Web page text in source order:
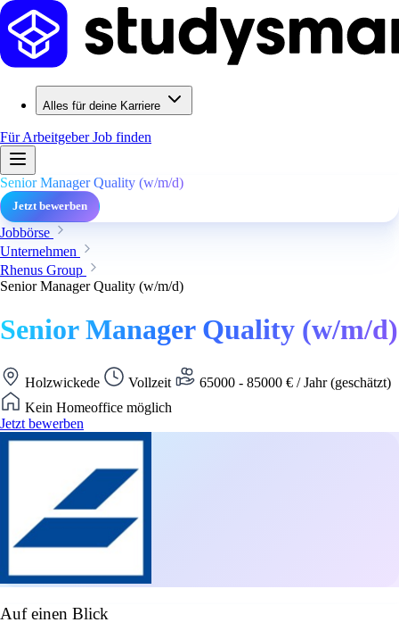
Alles für deine Karriere
Für ArbeitgeberJob finden
Senior Manager Quality (w/m/d)
Jetzt bewerben
Jobbörse
Unternehmen
Rhenus Group
Senior Manager Quality (w/m/d)
Senior Manager Quality (w/m/d)
Holzwickede Vollzeit
65000 - 85000 € / Jahr (geschätzt)
Kein Homeoffice möglich
Jetzt bewerben
Auf einen Blick